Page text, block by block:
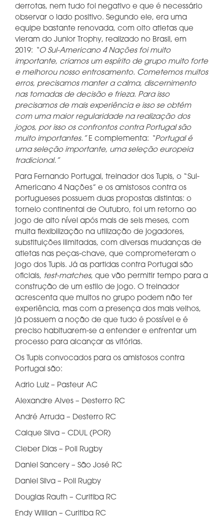
derrotas, nem tudo foi negativo e que é necessário
observar o lado positivo. Segundo ele, era uma
equipe bastante renovada, com oito atletas que
vieram do Junior Trophy, realizado no Brasil, em
2019: “O Sul-Americano 4 Nações foi muito
importante, criamos um espírito de grupo muito forte
e melhorou nosso entrosamento. Cometemos muitos
erros, precisamos manter a calma, discernimento
nas tomadas de decisão e frieza. Para isso
precisamos de mais experiência e isso se obtém
com uma maior regularidade na realização dos
jogos, por isso os confrontos contra Portugal são
muito importantes.” E complementa: “Portugal é
uma seleção importante, uma seleção europeia
tradicional.”
Para Fernando Portugal, treinador dos Tupis, o “Sul-
Americano 4 Nações” e os amistosos contra os
portugueses possuem duas propostas distintas: o
torneio continental de Outubro, foi um retorno ao
jogo de alto nível após mais de seis meses, com
muita flexibilização na utilização de jogadores,
substituições ilimitadas, com diversas mudanças de
atletas nas peças-chave, que comprometeram o
jogo dos Tupis. Já as partidas contra Portugal são
oficiais, test-matches, que vão permitir tempo para a
construção de um estilo de jogo. O treinador
acrescenta que muitos no grupo podem não ter
experiência, mas com a presença dos mais velhos,
já possuem a noção de que tudo é possível e é
preciso habituarem-se a entender e enfrentar um
processo para alcançar as vitórias.
Os Tupis convocados para os amistosos contra
Portugal são:
Adrio Luiz – Pasteur AC
Alexandre Alves – Desterro RC
André Arruda – Desterro RC
Caique Silva – CDUL (POR)
Cleber Dias – Poli Rugby
Daniel Sancery – São José RC
Daniel Silva – Poli Rugby
Douglas Rauth – Curitiba RC
Endy Willian – Curitiba RC